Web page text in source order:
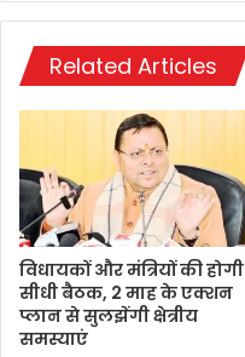
Related Articles
विधायकों और मंत्रियों की होगी
सीधी बैठक, 2 माह के एक्शन
प्लान से सुलझेंगी क्षेत्रीय
समस्याएं